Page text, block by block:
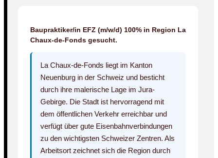
Baupraktiker/in EFZ (m/w/d) 100% in Region La
Chaux-de-Fonds gesucht.
La Chaux-de-Fonds liegt im Kanton
Neuenburg in der Schweiz und besticht
durch ihre malerische Lage im Jura-
Gebirge. Die Stadt ist hervorragend mit
dem öffentlichen Verkehr erreichbar und
verfügt über gute Eisenbahnverbindungen
zu den wichtigsten Schweizer Zentren. Als
Arbeitsort zeichnet sich die Region durch